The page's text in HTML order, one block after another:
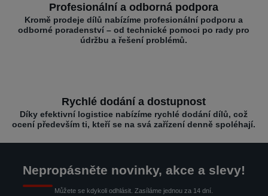
Profesionální a odborná podpora
Kromě prodeje dílů nabízíme profesionální podporu a
odborné poradenství – od technické pomoci po rady pro
údržbu a řešení problémů.
Rychlé dodání a dostupnost
Díky efektivní logistice nabízíme rychlé dodání dílů, což
ocení především ti, kteří se na svá zařízení denně spoléhají.
Nepropásněte novinky, akce a slevy!
Můžete se kdykoli odhlásit. Zasíláme jednou za 14 dní.